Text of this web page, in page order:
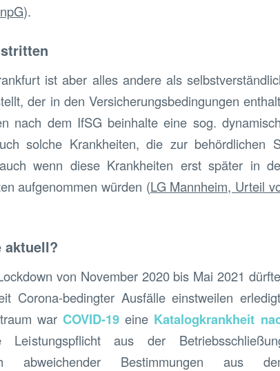
).
ist aber alles andere als
der in den Versicherungsbedingungen
nach dem IfSG beinhalte eine sog.
solche Krankheiten, die zur behördlichen
wenn diese Krankheiten erst später in
aufgenommen würden (LG Mannheim, Urteil
aktuell?
von November 2020 bis Mai 2021
Corona-bedingter Ausfälle einstweilen
war COVID-19eine Katalogkrankheit
aus der
abweichender Bestimmungen aus